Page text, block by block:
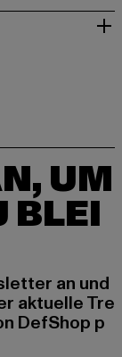
UM
BLEI
an und
aktuelle Tre
DefShop p